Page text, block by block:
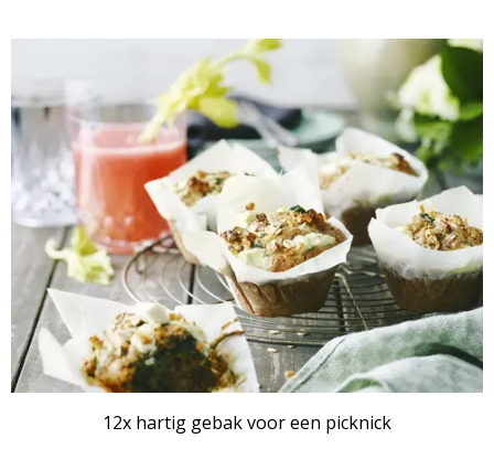
RECEPTENSET
12x hartig gebak voor een picknick